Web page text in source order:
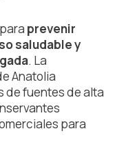
prevenir
saludable y
. La
Anatolia
de fuentes de alta
para